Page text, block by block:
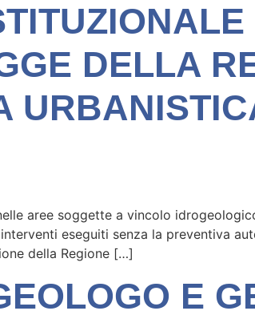
DELLA
aree soggette a vincolo
eseguiti senza la preventiva
della Regione […]
E